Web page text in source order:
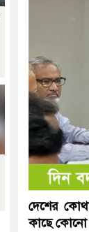
দেশের
কাছে কোনো